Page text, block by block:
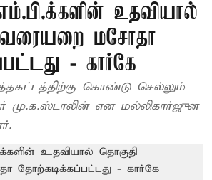
உதவியால்
மசோதா
- கார்கே
கொண்டு செல்லும்
என மல்லிகார்ஜுன